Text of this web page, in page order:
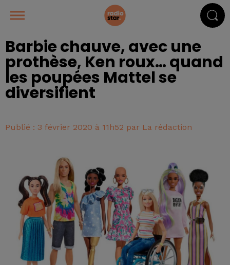
Barbie chauve, avec une
prothèse, Ken roux… quand
les poupées Mattel se
diversifient
Publié : 3 février 2020 à 11h52 par La rédaction